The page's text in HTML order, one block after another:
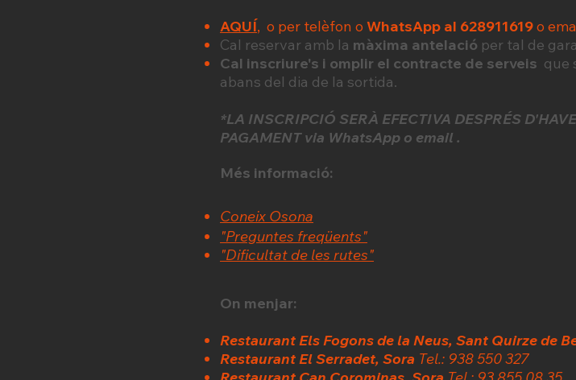
AQUÍ, o per telèfon o WhatsApp al 628911619o
Cal reservar amb la màxima antelació per tal de
Cal inscriure's i omplir el contracte de serveis que
abans del dia de la sortida.
*LA INSCRIPCIÓ SERÀ EFECTIVA DESPRÉS
PAGAMENT via WhatsApp o email .
Més informació:
Coneix Osona
"Preguntes freqüents"
"Dificultat de les rutes"
On menjar:
Restaurant Els Fogons de la Neus, Sant Quirze de
Restaurant El Serradet, Sora Tel.: 938 550 327